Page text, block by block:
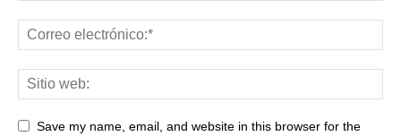
Save my name, email, and website in this browser for the